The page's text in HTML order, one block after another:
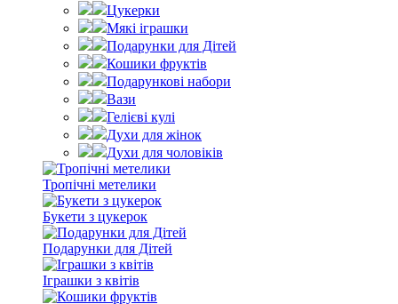
Цукерки
Мякі іграшки
Подарунки для Дітей
Кошики фруктів
Подарункові набори
Вази
Гелієві кулі
Духи для жінок
Духи для чоловіків
Тропічні метелики
Букети з цукерок
Подарунки для Дітей
Іграшки з квітів